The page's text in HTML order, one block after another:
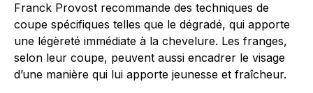
Franck Provost recommande des techniques de
coupe spécifiques telles que le dégradé, qui apporte
une légèreté immédiate à la chevelure. Les franges,
selon leur coupe, peuvent aussi encadrer le visage
d’une manière qui lui apporte jeunesse et fraîcheur.